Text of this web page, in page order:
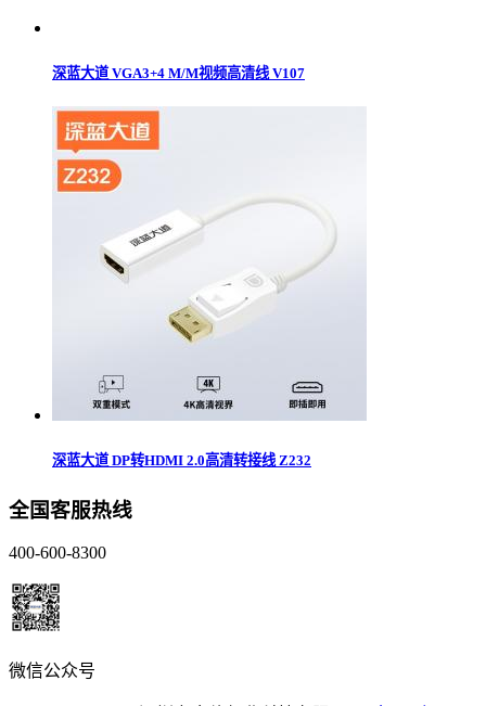
深蓝大道 VGA3+4 M/M视频高清线 V107
深蓝大道 DP转HDMI 2.0高清转接线 Z232
全国客服热线
400-600-8300
微信公众号